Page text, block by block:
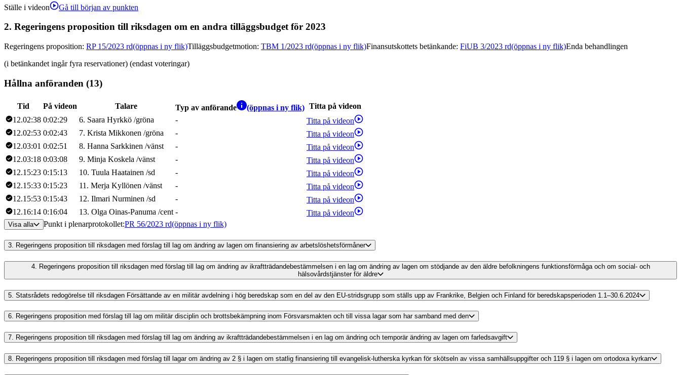
Ställe i videon Gå till början av punkten
2. Regeringens proposition till riksdagen om en andra tilläggsbudget för 2023
Regeringens proposition: RP 15/2023 rd(öppnas i ny flik)Tilläggsbudgetmotion: TBM 1/2023 rd(öppnas i ny flik)Finansutskottets betänkande: FiUB 3/2023 rd(öppnas i ny flik)Enda behandlingen
(i betänkandet ingår fyra reservationer) (endast voteringar)
Hållna anföranden (13)
Tid På videon Talare Typ av anförande (öppnas i ny flik) Titta på videon
12.02:38 0:02:29 6. Saara Hyrkkö /gröna -
Titta på videon
12.02:53 0:02:43 7. Krista Mikkonen /gröna -
Titta på videon
12.03:01 0:02:51 8. Hanna Sarkkinen /vänst -
Titta på videon
12.03:18 0:03:08 9. Minja Koskela /vänst -
Titta på videon
12.15:23 0:15:13 10. Tuula Haatainen /sd -
Titta på videon
12.15:33 0:15:23 11 . Merja Kyllönen /vänst -
Titta på videon
12.15:53 0:15:43 12. Ilmari Nurminen /sd -
Titta på videon
12.16:14 0:16:04 13. Olga Oinas-Panuma /cent - Titta på videon
Visa alla Punkt i plenarprotokollet:PR 56/2023 rd(öppnas i ny flik)
3. Regeringens proposition till riksdagen med förslag till lag om ändring av lagen om finansiering av arbetslöshetsförmåner
4. Regeringens proposition till riksdagen med förslag till lag om ändring av ikraftträdandebestämmelsen i en lag om ändring av lagen om stödjande av den äldre befolkningens funktionsförmåga och om social- och
hälsovårdstjänster för äldre
5. Statsrådets redogörelse till riksdagen Försättande av en militär avdelning i hög beredskap som en del av den EU-stridsgrupp som ställs upp av Frankrike, Belgien och Finland för beredskapsperioden 1.1–30.6.2024
6. Regeringens proposition med förslag till lag om militär disciplin och brottsbekämpning inom Försvarsmakten och till vissa lagar som har samband med den
7. Regeringens proposition till riksdagen med förslag till lag om ändring av ikraftträdandebestämmelsen i en lag om ändring och temporär ändring av lagen om farledsavgift
8. Regeringens proposition till riksdagen med förslag till lagar om ändring av 2 § i lagen om statlig finansiering till evangelisk-lutherska kyrkan för skötseln av vissa samhällsuppgifter och 119 § i lagen om ortodoxa kyrkan